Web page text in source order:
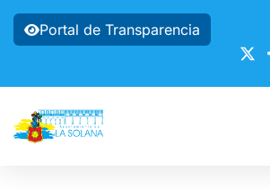
Portal de Transparencia